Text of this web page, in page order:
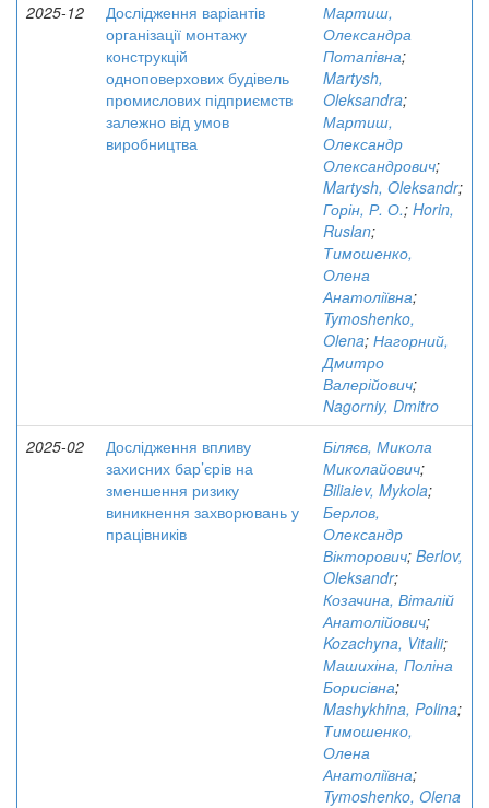
2025-12
Дослідження варіантів
організації монтажу
конструкцій
одноповерхових будівель
промислових підприємств
залежно від умов
виробництва
Мартиш,
Олександра
Потапівна;
Martysh,
Oleksandra;
Мартиш,
Олександр
Олександрович;
Martysh, Oleksandr;
Горін, Р. О.; Horin,
Ruslan;
Тимошенко,
Олена
Анатоліївна;
Tymoshenko,
Olena; Нагорний,
Дмитро
Валерійович;
Nagorniy, Dmitro
2025-02
Дослідження впливу
захисних бар’єрів на
зменшення ризику
виникнення захворювань у
працівників
Біляєв, Микола
Миколайович;
Biliaiev, Mykola;
Берлов,
Олександр
Вікторович; Berlov,
Oleksandr;
Козачина, Віталій
Анатолійович;
Kozachyna, Vitalii;
Машихіна, Поліна
Борисівна;
Mashykhina, Polina;
Тимошенко,
Олена
Анатоліївна;
Tymoshenko, Olena